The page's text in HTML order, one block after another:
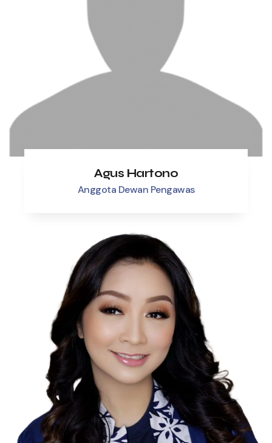
Agus Hartono
Anggota Dewan Pengawas